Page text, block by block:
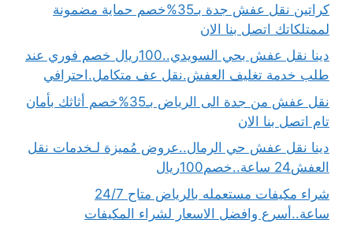
كراتين نقل عفش جدة بـ35%خصم حماية مضمونة
لممتلكاتك اتصل بنا الان
دينا نقل عفش بحي السويدي..100ريال خصم فوري عند
طلب خدمة تغليف العفش.نقل عف متكامل.احترافي
نقل عفش من جدة الى الرياض بـ35%خصم أثاثك بأمان
تام اتصل بنا الان
دينا نقل عفش حي الرمال..عروض مُميزة لـخدمات نقل
العفش24 ساعة..خصم100ريال
شراء مكيفات مستعمله بالرياض متاح 24/7
ساعة..أسرع وافضل الاسعار لشراء المكيفات